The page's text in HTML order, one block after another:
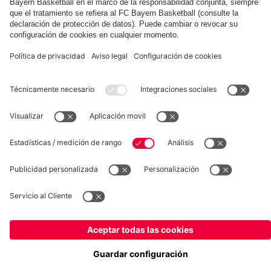
Summer
Tour
el
Aston
al
FC
Aviso legal Política de privacidad Condiciones de uso
Sistema de denuncia
Preguntas frecuentes Contacto